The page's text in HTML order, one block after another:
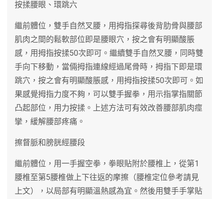
按揉腰眼、環跳六
繼前體位，雙手自然叉腰，用拇指探尋後背肋骨與腰部
肌肉之間的鬆軟部位即是腰眼穴，按之會有明顯酸脹
感，用拇指按揉50次即可。繼續雙手自然叉腰，同時雙
手向下移動，當倆拇指連線經過尾骨時，拇指下即是環
跳穴，按之會有明顯酸脹感，用拇指按揉50次即可。如
果感覺拇指力度不夠，可以雙手握拳，用示指掌指關節
凸起部位，用力按揉。上述方法可有效改善腰部肌肉痙
攣，緩解腰部疼痛。
擦督脈和膀胱經腰段
繼前體位，用一手握空拳，拳眼貼附於腰椎上，從第1
腰椎至第5腰椎做上下往返的摩擦（腰椎定位參考請見
上文），以局部有明顯溫熱感為宜。然後用雙手手掌貼